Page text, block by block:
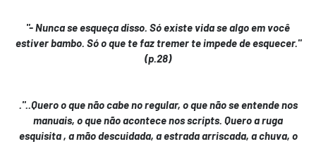
"- Nunca se esqueça disso. Só existe vida se algo em você
estiver bambo. Só o que te faz tremer te impede de esquecer."
(p.28)
."..Quero o que não cabe no regular, o que não se entende nos
manuais, o que não acontece nos scripts. Quero a ruga
esquisita , a mão descuidada, a estrada arriscada, a chuva, o